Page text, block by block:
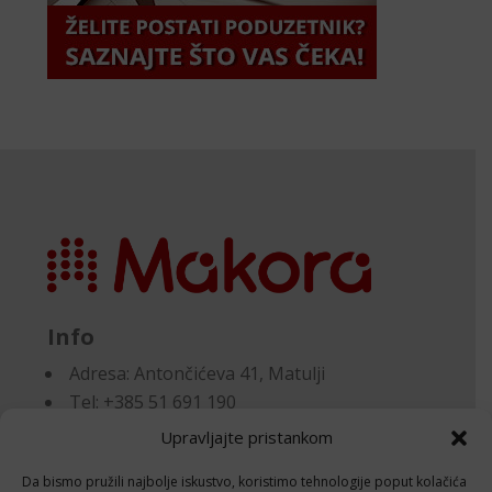
Upravljajte pristankom
Da bismo pružili najbolje iskustvo, koristimo tehnologije poput kolačića
Info
Adresa:Antončićeva 41, Matulji
Tel: +385 51 691 190
Email:knjigovodstvo@makora.hr